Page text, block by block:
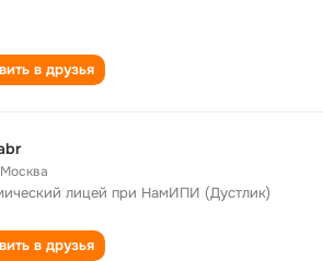
в друзья
Москва
лицей при НамИПИ (Дустлик)
в друзья